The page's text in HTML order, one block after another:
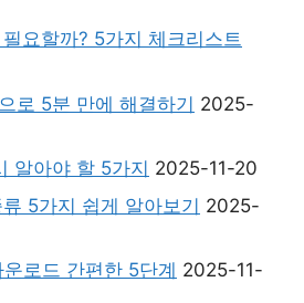
요할까? 5가지 체크리스트
로 5분 만에 해결하기 2025-
알아야 할 5가지 2025-11-20
5가지 쉽게 알아보기 2025-
로드 간편한 5단계 2025-11-